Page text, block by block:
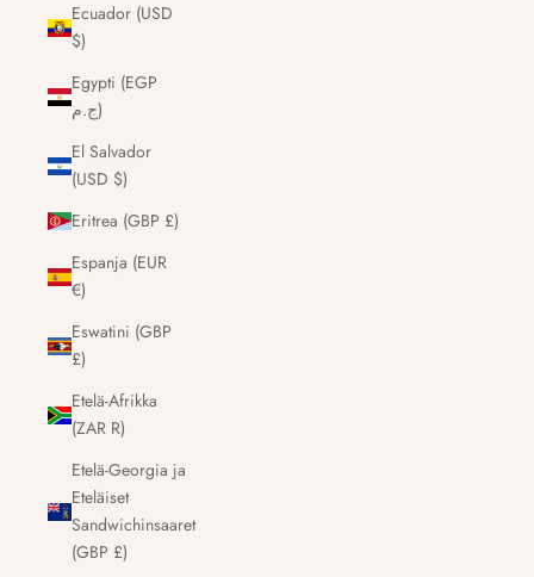
Ecuador (USD
$)
Egypti (EGP
ج.م)
El Salvador
(USD $)
Eritrea (GBP £)
Espanja (EUR
€)
Eswatini (GBP
£)
Etelä-Afrikka
(ZAR R)
Etelä-Georgia ja
Eteläiset
Sandwichinsaaret
(GBP £)